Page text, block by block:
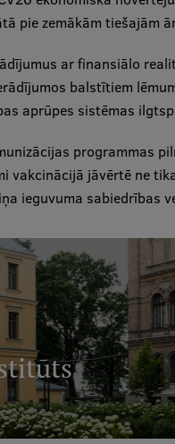
pie zemākām tiešajām
ar finansiālo
balstītiem
aprūpes sistēmas
programmas
vakcinācijā jāvērtē ne
ieguvuma sabiedrības